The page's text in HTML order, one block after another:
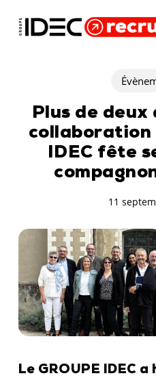
Plus de deux
collaboration
IDEC fête
11
Le GROUPE IDEC